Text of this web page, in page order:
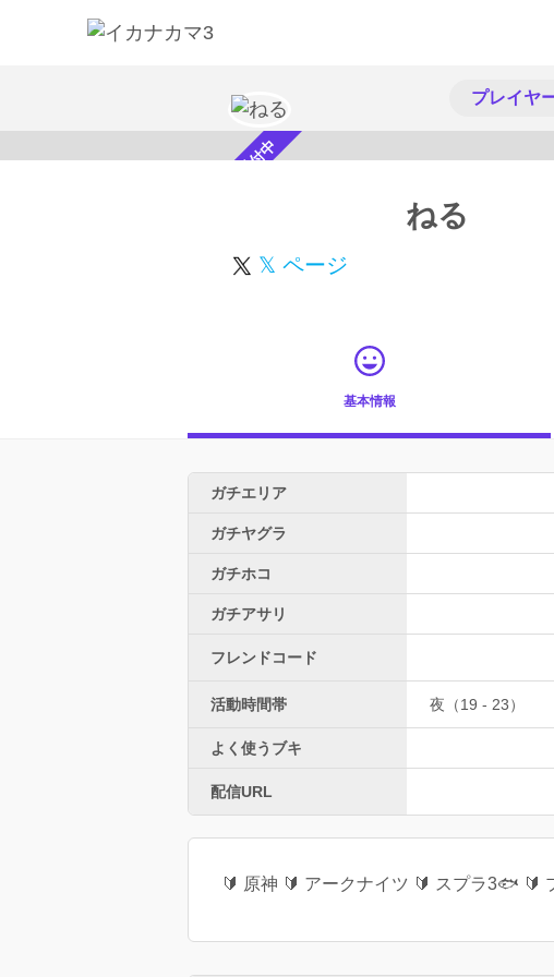
プレイヤ
スカウト受付中 ねる
𝕏 ページ
基本情報
ガチエリア
ガチヤグラ
ガチホコ
ガチアサリ
フレンドコード
活動時間帯 夜（19 - 23）
よく使うブキ
配信URL
🔰 原神 🔰 アークナイツ 🔰 スプラ3🐟 🔰